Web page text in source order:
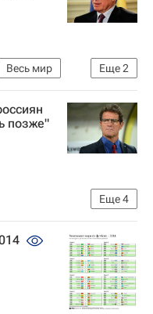
по футболу)
Еще2
Весь мир
позже"
Еще4
Сборная России по футболу сыграет с командами Бельгии, Алжира и Южной Кореи на групповом этапе ЧМ-2014 в Бразилии. Мнения, комментарии